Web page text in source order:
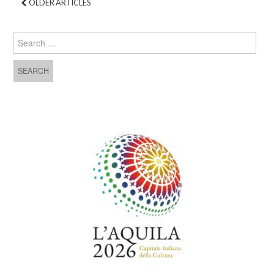
OLDER ARTICLES
Search for: